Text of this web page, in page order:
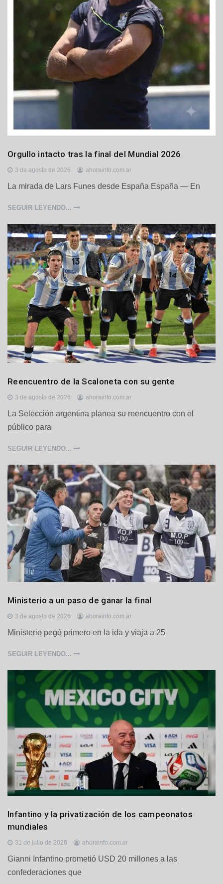
D
p
r
e
,
P
r
i
n
c
a
s
Orgullo intacto tras la final del Mundial 2026
3 de agosto de 2026 ahorainfo.com.ar
La mirada de Lars Funes desde España España — En
SEGUIR LEYENDO...
D
p
r
t
s
Reencuentro de la Scaloneta con su gente
3 de agosto de 2026 ahorainfo.com.ar
La Selección argentina planea su reencuentro con el
público para
SEGUIR LEYENDO...
D
p
r
e
Ministerio a un paso de ganar la final
3 de agosto de 2026 ahorainfo.com.ar
Ministerio pegó primero en la ida y viaja a 25
SEGUIR LEYENDO...
D
p
o
t
e
Infantino y la privatización de los campeonatos
mundiales
31 de julio de 2026 ahorainfo.com.ar
Gianni Infantino prometió USD 20 millones a las
confederaciones que